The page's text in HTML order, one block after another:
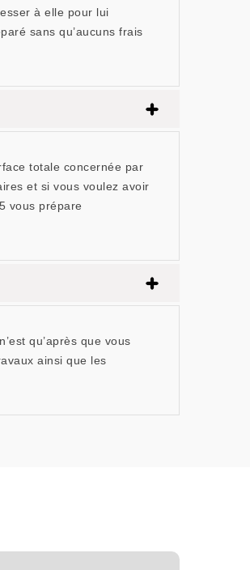
à elle pour lui
sans qu’aucuns frais
totale concernée par
et si vous voulez avoir
vous prépare
qu’après que vous
ainsi que les